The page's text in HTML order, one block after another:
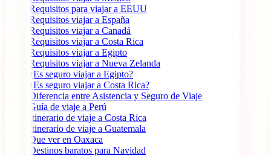
Requisitos para viajar a EEUU
Requisitos viajar a España
Requisitos viajar a Canadá
Requisitos viajar a Costa Rica
Requisitos viajar a Egipto
Requisitos viajar a Nueva Zelanda
¿Es seguro viajar a Egipto?
¿Es seguro viajar a Costa Rica?
Diferencia entre Asistencia y Seguro de Viaje
Guía de viaje a Perú
Itinerario de viaje a Costa Rica
Itinerario de viaje a Guatemala
Que ver en Oaxaca
Destinos baratos para Navidad